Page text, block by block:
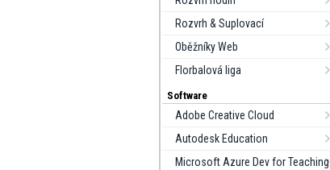
Rozvrh & Suplovací
Oběžníky Web
Florbalová liga
Software
Adobe Creative Cloud
Autodesk Education
Microsoft Azure Dev for Teaching